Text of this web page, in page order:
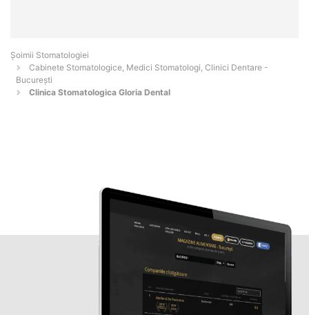
Șoimii Stomatologiei
Cabinete Stomatologice, Medici Stomatologi, Clinici Dentare -
Bucureşti
Clinica Stomatologica Gloria Dental